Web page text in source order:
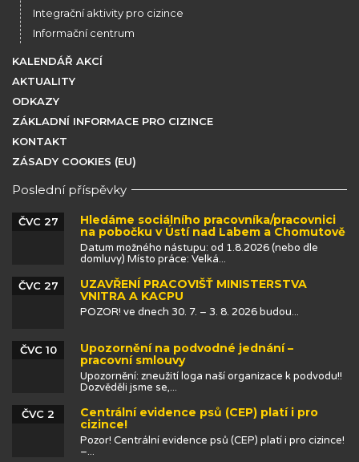
Integrační aktivity pro cizince
Informační centrum
KALENDÁŘ AKCÍ
AKTUALITY
ODKAZY
ZÁKLADNÍ INFORMACE PRO CIZINCE
KONTAKT
ZÁSADY COOKIES (EU)
Poslední příspěvky
Hledáme sociálního pracovníka/pracovnici
na pobočku v Ústí nad Labem a Chomutově
ČVC 27
Datum možného nástupu: od 1.8.2026 (nebo dle
domluvy) Místo práce: Velká...
UZAVŘENÍ PRACOVIŠŤ MINISTERSTVA
VNITRA A KACPU
ČVC 27
POZOR! ve dnech 30. 7. – 3. 8. 2026 budou...
Upozornění na podvodné jednání –
pracovní smlouvy
ČVC 10
Upozornění: zneužití loga naší organizace k podvodu!!
Dozvěděli jsme se,...
Centrální evidence psů (CEP) platí i pro
cizince!
ČVC 2
Pozor! Centrální evidence psů (CEP) platí i pro cizince!
–...